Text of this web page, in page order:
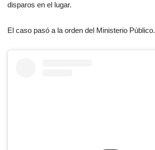
disparos en el lugar.
El caso pasó a la orden del Ministerio Público.